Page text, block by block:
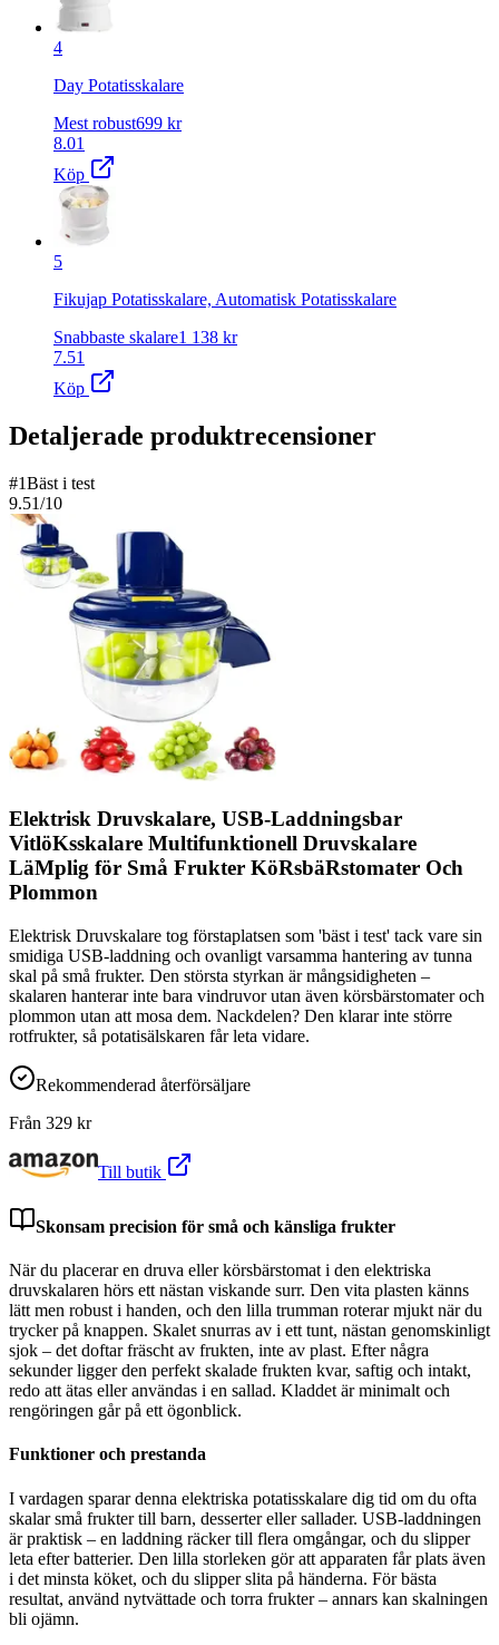
4
Day Potatisskalare
Mest robust699 kr
8.01
Köp
5
Fikujap Potatisskalare, Automatisk Potatisskalare
Snabbaste skalare1 138 kr
7.51
Köp
Detaljerade produktrecensioner
#1Bäst i test
9.51/10
Elektrisk Druvskalare, USB-Laddningsbar
VitlöKsskalare Multifunktionell Druvskalare
LäMplig för Små Frukter KöRsbäRstomater Och
Plommon
Elektrisk Druvskalare tog förstaplatsen som 'bäst i test' tack vare sin
smidiga USB-laddning och ovanligt varsamma hantering av tunna
skal på små frukter. Den största styrkan är mångsidigheten –
skalaren hanterar inte bara vindruvor utan även körsbärstomater och
plommon utan att mosa dem. Nackdelen? Den klarar inte större
rotfrukter, så potatisälskaren får leta vidare.
Rekommenderad återförsäljare
Från 329 kr
Till butik
Skonsam precision för små och känsliga frukter
När du placerar en druva eller körsbärstomat i den elektriska
druvskalaren hörs ett nästan viskande surr. Den vita plasten känns
lätt men robust i handen, och den lilla trumman roterar mjukt när du
trycker på knappen. Skalet snurras av i ett tunt, nästan genomskinligt
sjok – det doftar fräscht av frukten, inte av plast. Efter några
sekunder ligger den perfekt skalade frukten kvar, saftig och intakt,
redo att ätas eller användas i en sallad. Kladdet är minimalt och
rengöringen går på ett ögonblick.
Funktioner och prestanda
I vardagen sparar denna elektriska potatisskalare dig tid om du ofta
skalar små frukter till barn, desserter eller sallader. USB-laddningen
är praktisk – en laddning räcker till flera omgångar, och du slipper
leta efter batterier. Den lilla storleken gör att apparaten får plats även
i det minsta köket, och du slipper slita på händerna. För bästa
resultat, använd nytvättade och torra frukter – annars kan skalningen
bli ojämn.